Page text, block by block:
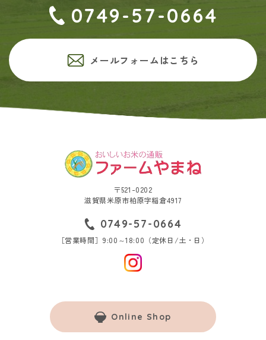
0749-57-0664
メールフォームはこちら
〒521-0202
滋賀県米原市柏原字稲倉4917
0749-57-0664
［営業時間］9:00～18:00（定休日/土・日）
Online Shop